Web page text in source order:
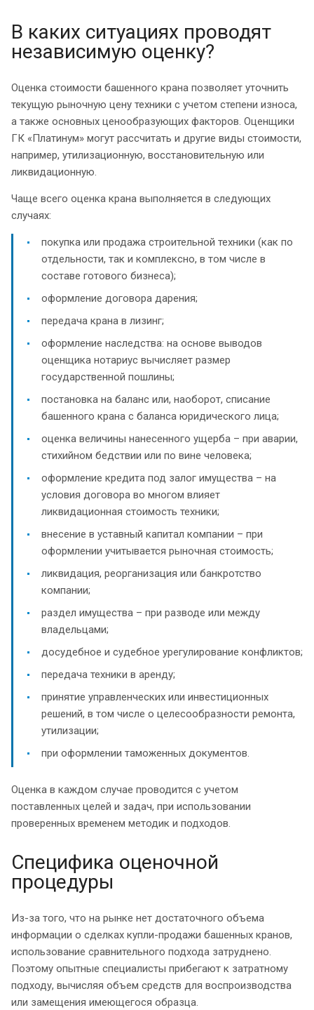
В каких ситуациях проводят
независимую оценку?
Оценка стоимости башенного крана позволяет уточнить
текущую рыночную цену техники с учетом степени износа,
а также основных ценообразующих факторов. Оценщики
ГК «Платинум» могут рассчитать и другие виды стоимости,
например, утилизационную, восстановительную или
ликвидационную.
Чаще всего оценка крана выполняется в следующих
случаях:
покупка или продажа строительной техники (как по
отдельности, так и комплексно, в том числе в
составе готового бизнеса);
оформление договора дарения;
передача крана в лизинг;
оформление наследства: на основе выводов
оценщика нотариус вычисляет размер
государственной пошлины;
постановка на баланс или, наоборот, списание
башенного крана с баланса юридического лица;
оценка величины нанесенного ущерба – при аварии,
стихийном бедствии или по вине человека;
оформление кредита под залог имущества – на
условия договора во многом влияет
ликвидационная стоимость техники;
внесение в уставный капитал компании – при
оформлении учитывается рыночная стоимость;
ликвидация, реорганизация или банкротство
компании;
раздел имущества – при разводе или между
владельцами;
досудебное и судебное урегулирование конфликтов;
передача техники в аренду;
принятие управленческих или инвестиционных
решений, в том числе о целесообразности ремонта,
утилизации;
при оформлении таможенных документов.
Оценка в каждом случае проводится с учетом
поставленных целей и задач, при использовании
проверенных временем методик и подходов.
Специфика оценочной
процедуры
Из-за того, что на рынке нет достаточного объема
информации о сделках купли-продажи башенных кранов,
использование сравнительного подхода затруднено.
Поэтому опытные специалисты прибегают к затратному
подходу, вычисляя объем средств для воспроизводства
или замещения имеющегося образца.